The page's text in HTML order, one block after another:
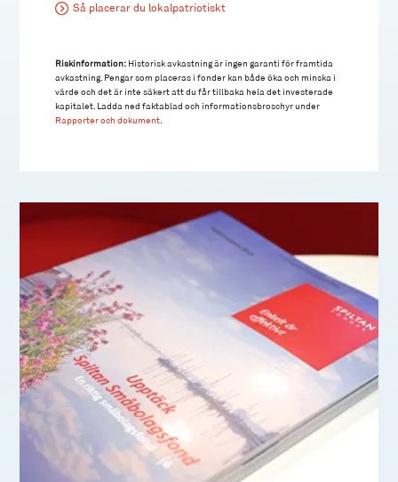
Så placerar du lokalpatriotiskt
Riskinformation: Historisk avkastning är ingen garanti för framtida
avkastning. Pengar som placeras i fonder kan både öka och minska i
värde och det är inte säkert att du får tillbaka hela det investerade
kapitalet. Ladda ned faktablad och informationsbroschyr under
Rapporter och dokument